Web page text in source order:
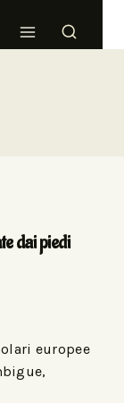
dai piedi
europee